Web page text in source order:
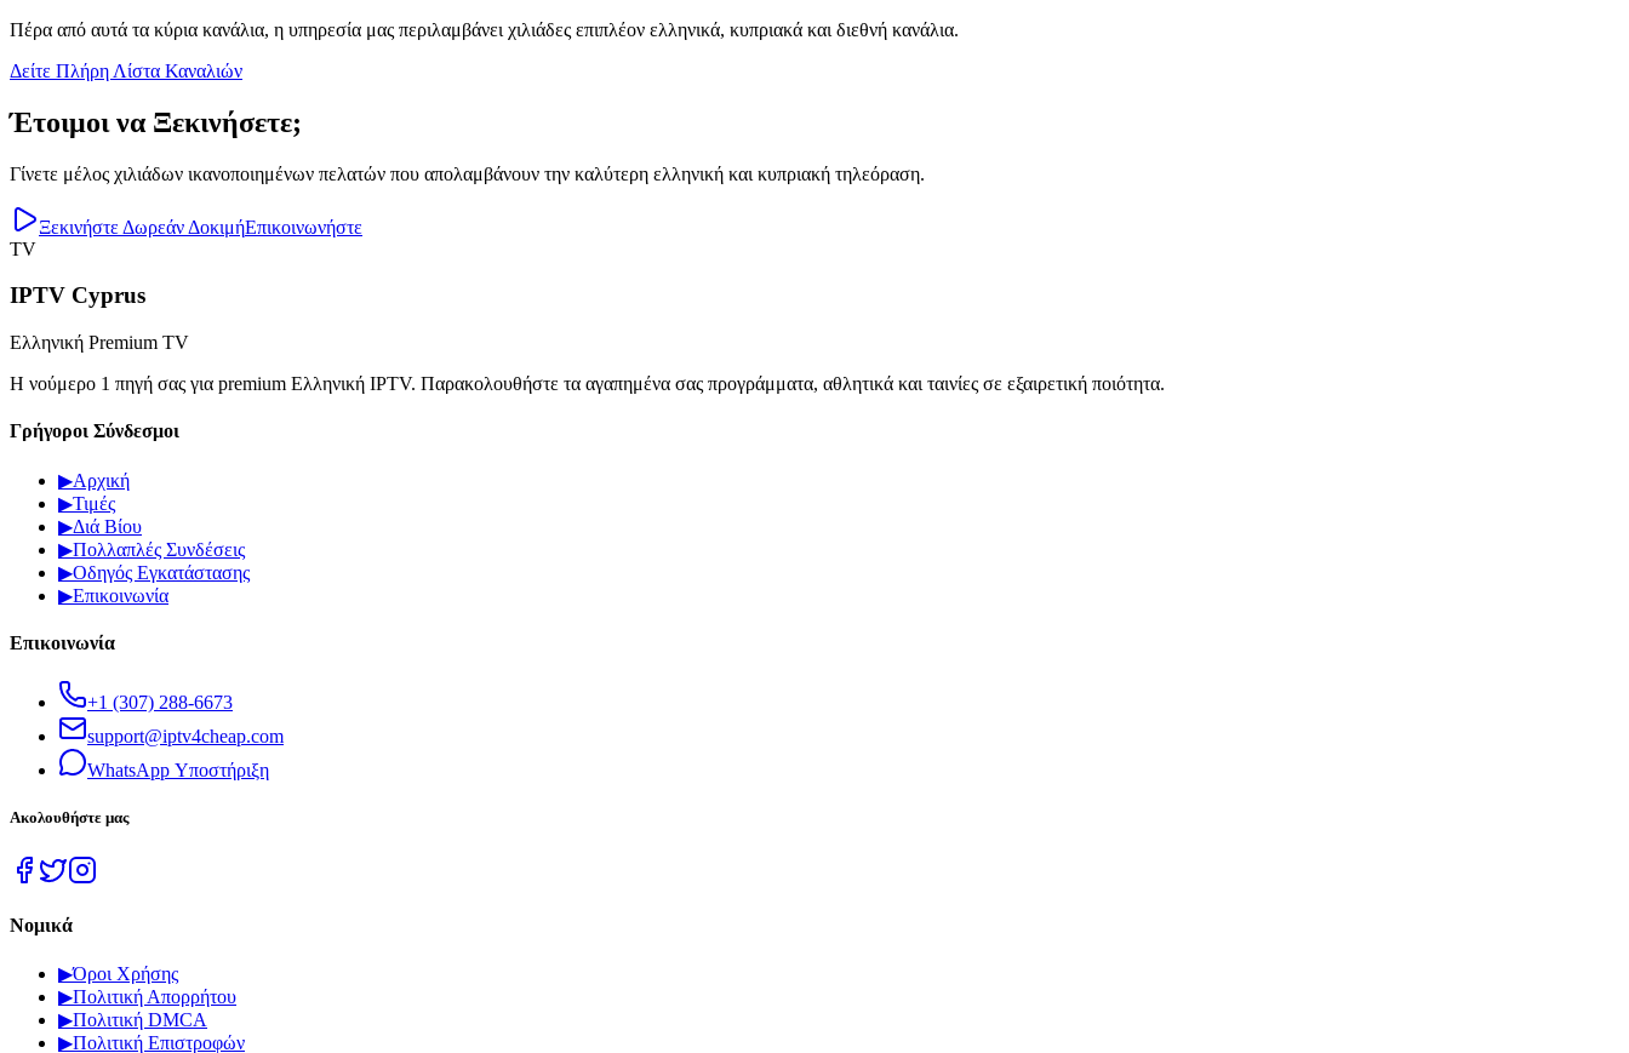
Πέρα από αυτά τα κύρια κανάλια, η υπηρεσία μας περιλαμβάνει χιλιάδες επιπλέον ελληνικά, κυπριακά και διεθνή κανάλια.
Δείτε Πλήρη Λίστα Καναλιών
Έτοιμοι να Ξεκινήσετε;
Γίνετε μέλος χιλιάδων ικανοποιημένων πελατών που απολαμβάνουν την καλύτερη ελληνική και κυπριακή τηλεόραση.
Ξεκινήστε Δωρεάν ΔοκιμήΕπικοινωνήστε
TV
IPTV Cyprus
Ελληνική Premium TV
Η νούμερο 1 πηγή σας για premium Ελληνική IPTV. Παρακολουθήστε τα αγαπημένα σας προγράμματα, αθλητικά και ταινίες σε εξαιρετική ποιότητα.
Γρήγοροι Σύνδεσμοι
▶Αρχική
▶Τιμές
▶Διά Βίου
▶Πολλαπλές Συνδέσεις
▶Οδηγός Εγκατάστασης
▶Επικοινωνία
Επικοινωνία
+1 (307) 288-6673
support@iptv4cheap.com
WhatsApp Υποστήριξη
Ακολουθήστε μας
Νομικά
▶Όροι Χρήσης
▶Πολιτική Απορρήτου
▶Πολιτική DMCA
▶Πολιτική Επιστροφών